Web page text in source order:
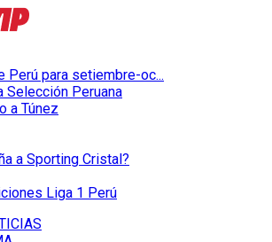
Perú para setiembre-oc...
Selección Peruana
a Túnez
a Sporting Cristal?
Liga 1 Perú